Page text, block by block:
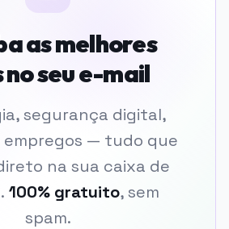
as melhores
no seu e-mail
segurança digital,
empregos — tudo que
na sua caixa de
100% gratuito, sem
spam.